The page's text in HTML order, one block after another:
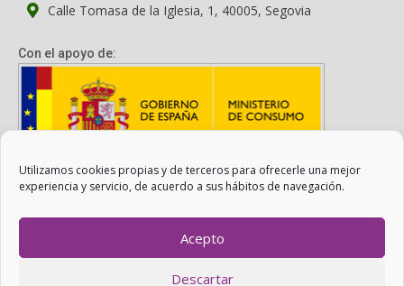
Utilizamos cookies propias y de terceros para ofrecerle una mejor
experiencia y servicio, de acuerdo a sus hábitos de navegación.
Acepto
Descartar
Calle Tomasa de la Iglesia, 1, 40005, Segovia
Con el apoyo de:
Con el apoyo del Ministerio de Consumo. Su contenido es
responsabilidad exclusiva de la asociación.